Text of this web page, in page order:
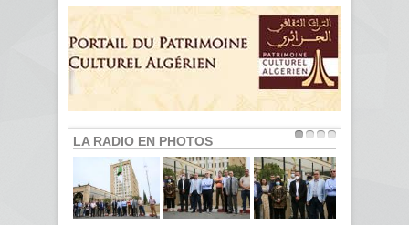
LA RADIO EN PHOTOS